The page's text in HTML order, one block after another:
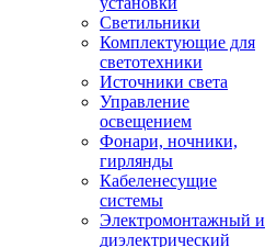
Светильники
Комплектующие для
светотехники
Источники света
Управление
освещением
Фонари, ночники,
гирлянды
Кабеленесущие
системы
Электромонтажный и
диэлектрический